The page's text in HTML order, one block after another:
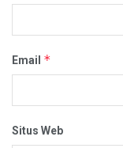
Email *
Situs Web